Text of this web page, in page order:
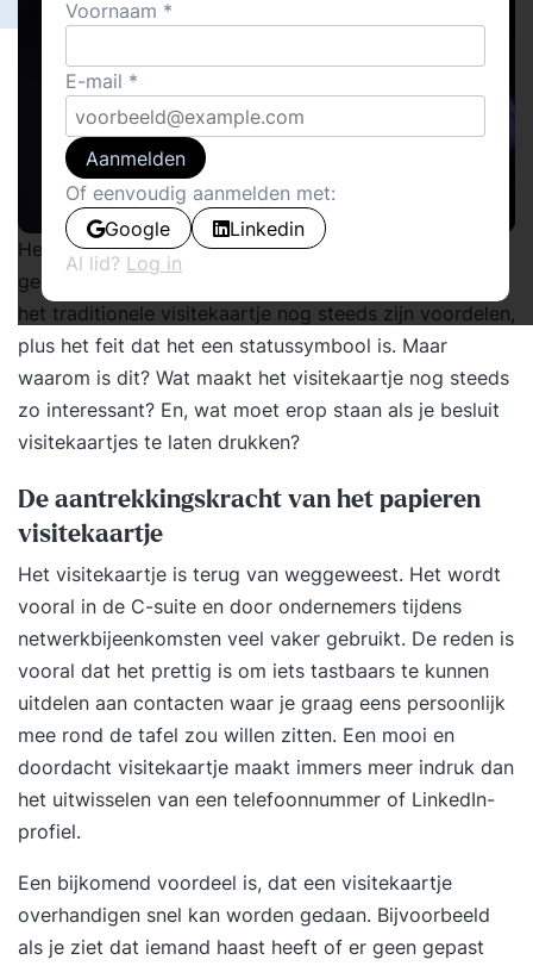
Het uitwisselen van een LinkedIn-profiel is heel
gebruikelijk tijdens zakelijke besprekingen. Toch heeft
het traditionele visitekaartje nog steeds zijn voordelen,
plus het feit dat het een statussymbool is. Maar
waarom is dit? Wat maakt het visitekaartje nog steeds
zo interessant? En, wat moet erop staan als je besluit
visitekaartjes te laten drukken?
De aantrekkingskracht van het papieren
visitekaartje
Het visitekaartje is terug van weggeweest. Het wordt
vooral in de C-suite en door ondernemers tijdens
netwerkbijeenkomsten veel vaker gebruikt. De reden is
vooral dat het prettig is om iets tastbaars te kunnen
uitdelen aan contacten waar je graag eens persoonlijk
mee rond de tafel zou willen zitten. Een mooi en
doordacht visitekaartje maakt immers meer indruk dan
het uitwisselen van een telefoonnummer of LinkedIn-
profiel.
Een bijkomend voordeel is, dat een visitekaartje
overhandigen snel kan worden gedaan. Bijvoorbeeld
als je ziet dat iemand haast heeft of er geen gepast
Voornaam
E-mail
Aanmelden
Of eenvoudig aanmelden met:
Google
Linkedin
Al lid? Log in